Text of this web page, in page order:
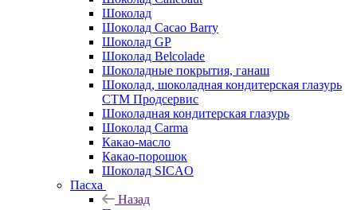
Шоколад
Шоколад Cacao Barry
Шоколад GP
Шоколад Belcolade
Шоколадные покрытия, ганаш
Шоколад, шоколадная кондитерская глазурь
СТМ Продсервис
Шоколадная кондитерская глазурь
Шоколад Carma
Какао-масло
Какао-порошок
Шоколад SICAO
Пасха
Назад